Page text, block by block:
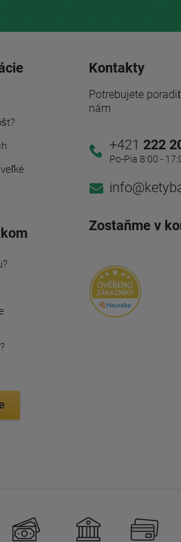
Kontakty
Potrebujete
nám
+421 222
Po-Pia 8:00 -
Zostaňme v